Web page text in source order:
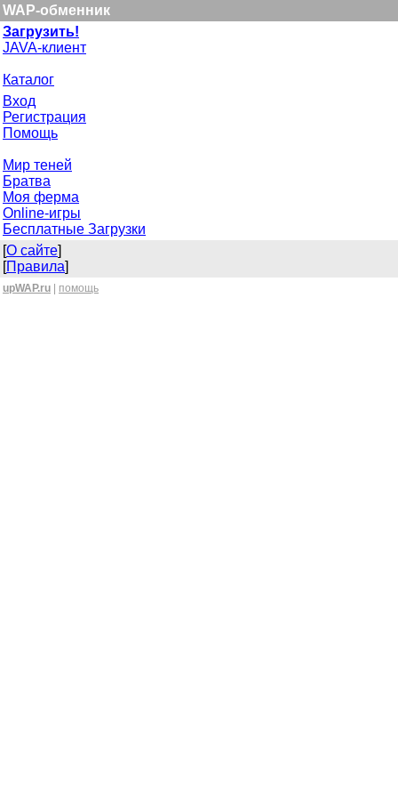
WAP-обменник
Загрузить!
JAVA-клиент
Каталог
Вход
Регистрация
Помощь
Мир теней
Братва
Моя ферма
Online-игры
Бесплатные Загрузки
[О сайте]
[Правила]
upWAP.ru помощь